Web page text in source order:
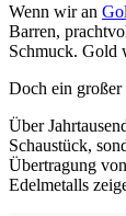
Wenn wir an
Barren,
Schmuck. Gold
Doch ein großer
Über
Schaustück,
Übertragung
Edelmetalls